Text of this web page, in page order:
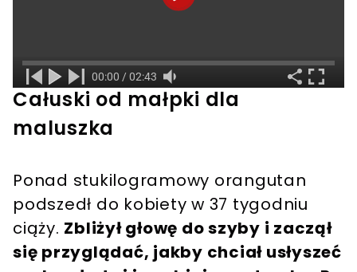
Całuski od małpki dla
maluszka
Ponad stukilogramowy orangutan
podszedł do kobiety w 37 tygodniu
ciąży. Zbliżył głowę do szyby i zaczął
się przyglądać, jakby chciał usłyszeć